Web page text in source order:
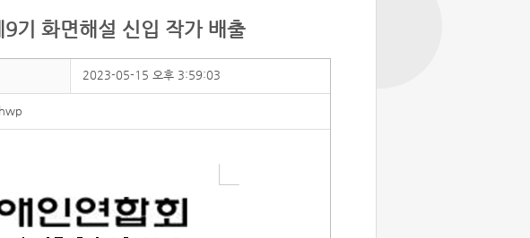
기 화면해설 신입 작가 배출
2023-05-15 오후 3:59:03